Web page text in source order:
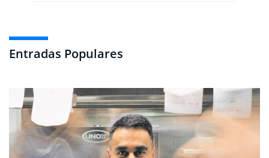
Entradas Populares